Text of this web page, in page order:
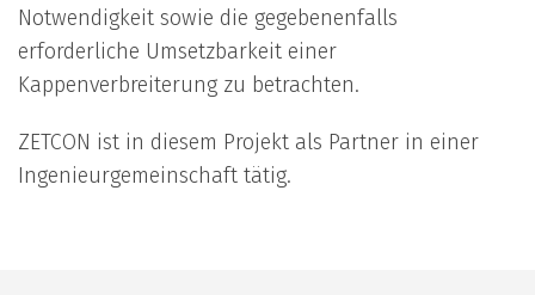
Notwendigkeit sowie die gegebenenfalls
erforderliche Umsetzbarkeit einer
Kappenverbreiterung zu betrachten.
ZETCON ist in diesem Projekt als Partner in einer
Ingenieurgemeinschaft tätig.